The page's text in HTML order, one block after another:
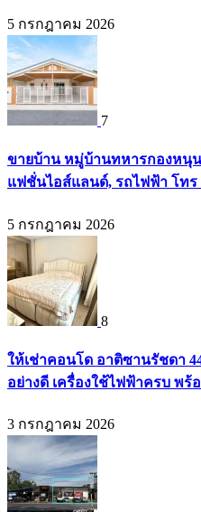
5 กรกฎาคม 2026
7
ขายบ้าน หมู่บ้านทหารกองหนุน
แฟชั่นไอส์แลนด์, รถไฟฟ้า โทร
5 กรกฎาคม 2026
8
ให้เช่าคอนโด อาติซานรัชดา
อย่างดี เครื่องใช้ไฟฟ้าครบ พร้อ
3 กรกฎาคม 2026